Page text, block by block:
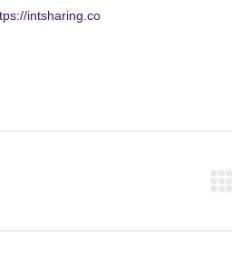
intsharing.co